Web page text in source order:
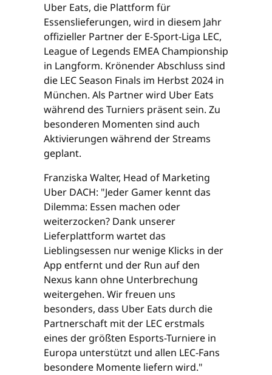
Uber Eats, die Plattform für
Essenslieferungen, wird in diesem Jahr
offizieller Partner der E-Sport-Liga LEC,
League of Legends EMEA Championship
in Langform. Krönender Abschluss sind
die LEC Season Finals im Herbst 2024 in
München. Als Partner wird Uber Eats
während des Turniers präsent sein. Zu
besonderen Momenten sind auch
Aktivierungen während der Streams
geplant.
Franziska Walter, Head of Marketing
Uber DACH: "Jeder Gamer kennt das
Dilemma: Essen machen oder
weiterzocken? Dank unserer
Lieferplattform wartet das
Lieblingsessen nur wenige Klicks in der
App entfernt und der Run auf den
Nexus kann ohne Unterbrechung
weitergehen. Wir freuen uns
besonders, dass Uber Eats durch die
Partnerschaft mit der LEC erstmals
eines der größten Esports-Turniere in
Europa unterstützt und allen LEC-Fans
besondere Momente liefern wird."